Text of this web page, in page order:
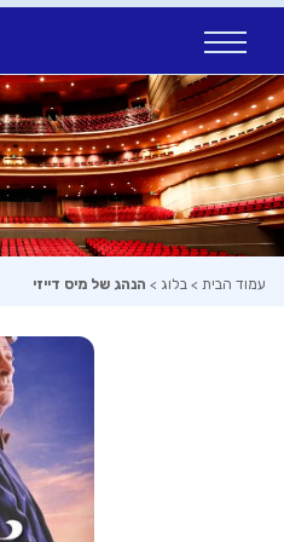
Skip
to
content
עמוד הבית > בלוג > הנהג של מיס דייזי